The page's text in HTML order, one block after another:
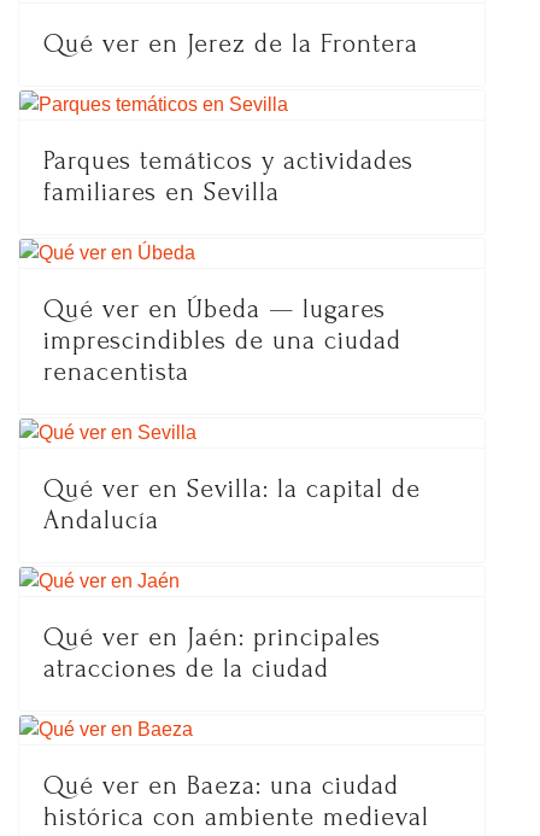
Qué ver en Jerez de la Frontera
Parques temáticos y actividades
familiares en Sevilla
Qué ver en Úbeda — lugares
imprescindibles de una ciudad
renacentista
Qué ver en Sevilla: la capital de
Andalucía
Qué ver en Jaén: principales
atracciones de la ciudad
Qué ver en Baeza: una ciudad
histórica con ambiente medieval